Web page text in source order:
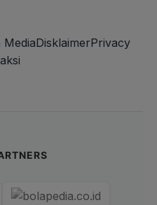
MediaDisklaimerPrivacy